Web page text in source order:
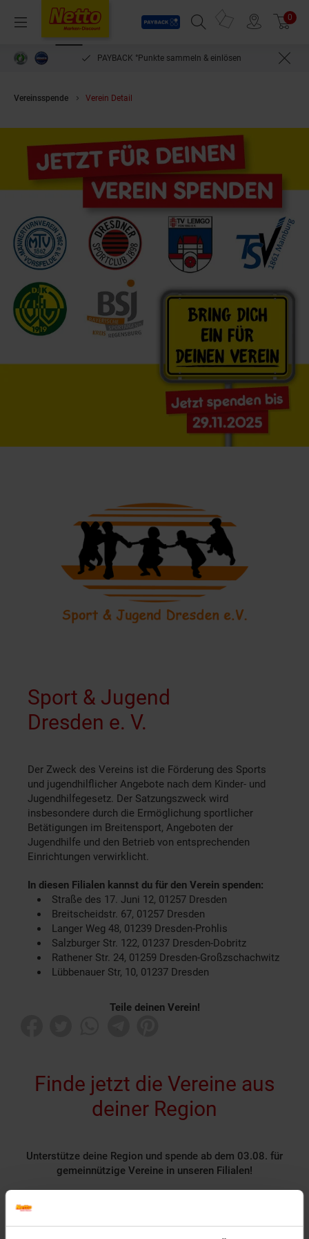
Menü
Payback
Suchfeld einblenden
Prospekte 0
PAYBACK °Punkte sammeln & einlösen
Vereinsspende Verein Detail
Sport & Jugend
Dresden e. V.
Der Zweck des Vereins ist die Förderung des Sports
und jugendhilflicher Angebote nach dem Kinder- und
Jugendhilfegesetz. Der Satzungszweck wird
insbesondere durch die Ermöglichung sportlicher
Betätigungen im Breitensport, Angeboten der
Jugendhilfe und den Betrieb von entsprechenden
Einrichtungen verwirklicht.
In diesen Filialen kannst du für den Verein spenden:
Straße des 17. Juni 12, 01257 Dresden
Breitscheidstr. 67, 01257 Dresden
Langer Weg 48, 01239 Dresden-Prohlis
Salzburger Str. 122, 01237 Dresden-Dobritz
Rathener Str. 24, 01259 Dresden-Großzschachwitz
Lübbenauer Str, 10, 01237 Dresden
Teile deinen Verein!
Finde jetzt die Vereine aus
deiner Region
Unterstütze deine Region und spende ab dem 03.08. für
gemeinnützige Vereine in unseren Filialen!
Unterstützung.